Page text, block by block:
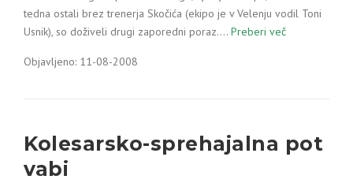
tedna ostali brez trenerja Skočića (ekipo je v Velenju vodil Toni
Usnik), so doživeli drugi zaporedni poraz.… Preberi več
Objavljeno: 11-08-2008
Kolesarsko-sprehajalna pot
vabi